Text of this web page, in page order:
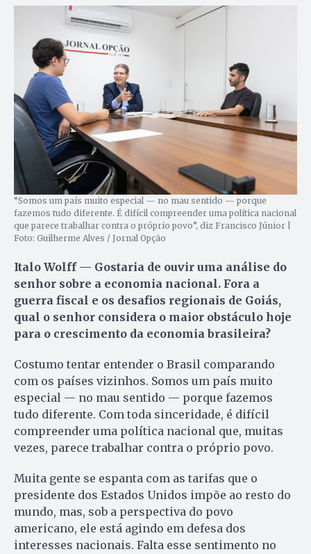
“Somos um país muito especial — no mau sentido — porque
fazemos tudo diferente. É difícil compreender uma política nacional
que parece trabalhar contra o próprio povo”, diz Francisco Júnior |
Foto: Guilherme Alves / Jornal Opção
Italo Wolff — Gostaria de ouvir uma análise do
senhor sobre a economia nacional. Fora a
guerra fiscal e os desafios regionais de Goiás,
qual o senhor considera o maior obstáculo hoje
para o crescimento da economia brasileira?
Costumo tentar entender o Brasil comparando
com os países vizinhos. Somos um país muito
especial — no mau sentido — porque fazemos
tudo diferente. Com toda sinceridade, é difícil
compreender uma política nacional que, muitas
vezes, parece trabalhar contra o próprio povo.
Muita gente se espanta com as tarifas que o
presidente dos Estados Unidos impõe ao resto do
mundo, mas, sob a perspectiva do povo
americano, ele está agindo em defesa dos
interesses nacionais. Falta esse sentimento no